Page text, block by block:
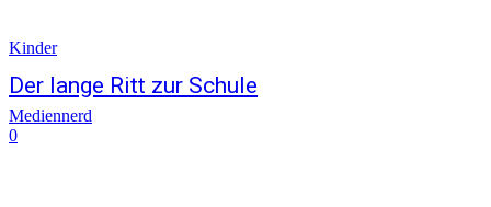
Kinder
Der lange Ritt zur Schule
Mediennerd
0